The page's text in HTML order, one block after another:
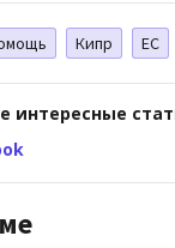
Кипр ЕС
интересные